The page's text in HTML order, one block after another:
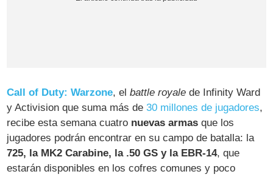
Call of Duty: Warzone, elbattle royale de Infinity Ward
y Activision que suma más de30 millones de jugadores,
recibe esta semana cuatro nuevas armas que los
jugadores podrán encontrar en su campo de batalla: la
725, la MK2 Carabine, la .50 GS y la EBR-14, que
estarán disponibles en los cofres comunes y poco